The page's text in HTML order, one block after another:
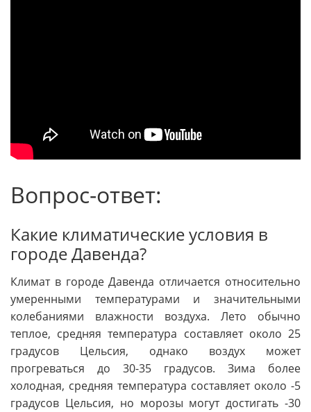
Вопрос-ответ:
Какие климатические условия в
городе Давенда?
Климат в городе Давенда отличается относительно
умеренными температурами и значительными
колебаниями влажности воздуха. Лето обычно
теплое, средняя температура составляет около 25
градусов Цельсия, однако воздух может
прогреваться до 30-35 градусов. Зима более
холодная, средняя температура составляет около -5
градусов Цельсия, но морозы могут достигать -30